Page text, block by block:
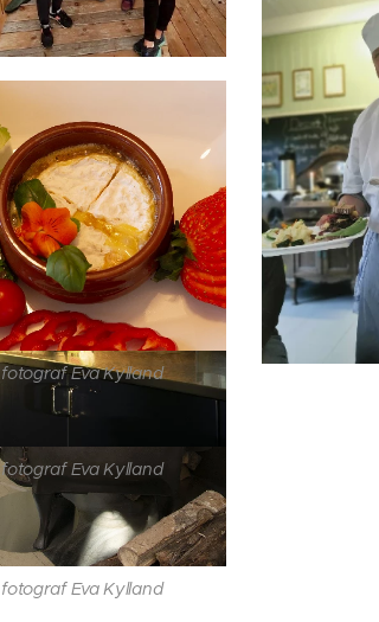
fotograf Eva Kylland
fotograf Eva Kylland
fotograf Eva Kylland
fotograf Eva Kylland
fotograf Eva Kylland